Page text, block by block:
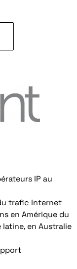
IP au
trafic Internet
en Amérique du
latine, en Australie